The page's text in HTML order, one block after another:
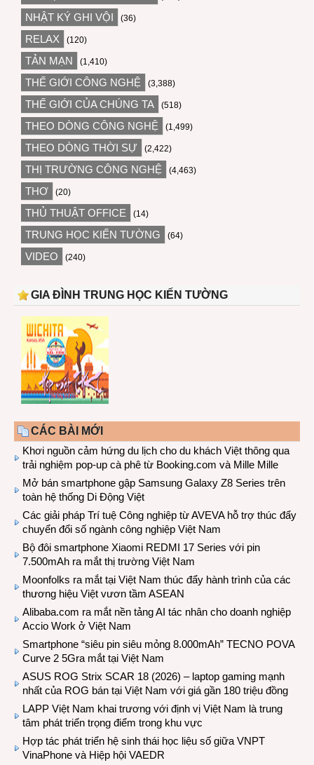
NHẬT KÝ GHI VỘI (36)
RELAX (120)
TẢN MẠN (1,410)
THẾ GIỚI CÔNG NGHỆ (3,388)
THẾ GIỚI CỦA CHÚNG TA (518)
THEO DÒNG CÔNG NGHỆ (1,499)
THEO DÒNG THỜI SỰ (2,422)
THỊ TRƯỜNG CÔNG NGHỆ (4,463)
THƠ (20)
THỦ THUẬT OFFICE (14)
TRUNG HỌC KIẾN TƯỜNG (64)
VIDEO (240)
GIA ĐÌNH TRUNG HỌC KIẾN TƯỜNG
CÁC BÀI MỚI
Khơi nguồn cảm hứng du lịch cho du khách Việt thông qua
trải nghiệm pop-up cà phê từ Booking.com và Mille Mille
Mở bán smartphone gập Samsung Galaxy Z8 Series trên
toàn hệ thống Di Động Việt
Các giải pháp Trí tuệ Công nghiệp từ AVEVA hỗ trợ thúc đẩy
chuyển đổi số ngành công nghiệp Việt Nam
Bộ đôi smartphone Xiaomi REDMI 17 Series với pin
7.500mAh ra mắt thị trường Việt Nam
Moonfolks ra mắt tại Việt Nam thúc đẩy hành trình của các
thương hiệu Việt vươn tầm ASEAN
Alibaba.com ra mắt nền tảng AI tác nhân cho doanh nghiệp
Accio Work ở Việt Nam
Smartphone “siêu pin siêu mỏng 8.000mAh” TECNO POVA
Curve 2 5Gra mắt tại Việt Nam
ASUS ROG Strix SCAR 18 (2026) – laptop gaming mạnh
nhất của ROG bán tại Việt Nam với giá gần 180 triệu đồng
LAPP Việt Nam khai trương với định vị Việt Nam là trung
tâm phát triển trọng điểm trong khu vực
Hợp tác phát triển hệ sinh thái học liệu số giữa VNPT
VinaPhone và Hiệp hội VAEDR